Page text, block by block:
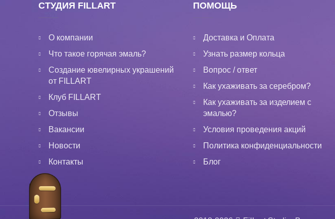
СТУДИЯ FILLART
О компании
Что такое горячая эмаль?
Создание ювелирных украшений
от FILLART
Клуб FILLART
Отзывы
Вакансии
Новости
Контакты
ПОМОЩЬ
Доставка и Оплата
Узнать размер кольца
Вопрос / ответ
Как ухаживать за серебром?
Как ухаживать за изделием с
эмалью?
Условия проведения акций
Политика конфиденциальности
Блог